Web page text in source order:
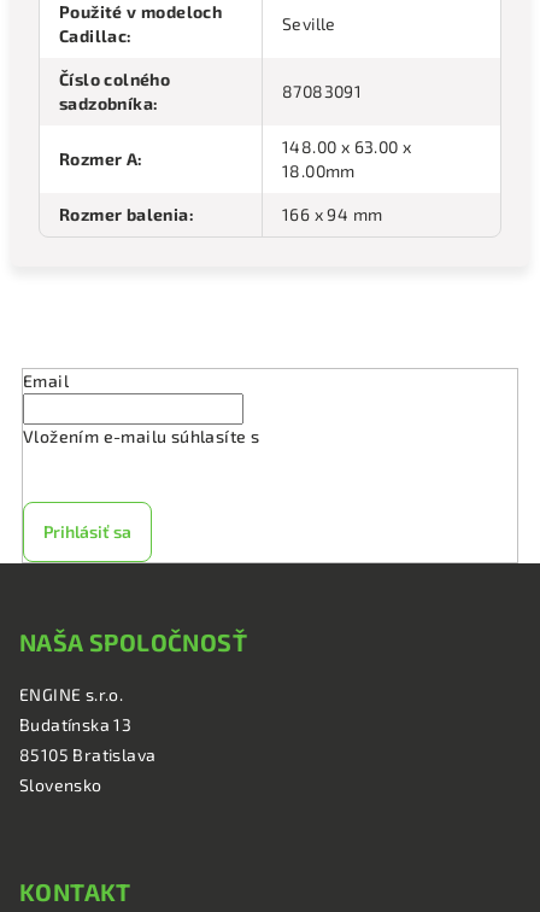
Použité v modeloch
Cadillac:
Seville
Číslo colného
sadzobníka:
87083091
Rozmer A:
148.00 x 63.00 x
18.00mm
Rozmer balenia: 166 x 94 mm
Email
Vložením e-mailu súhlasíte s
Prihlásiť sa
NAŠA SPOLOČNOSŤ
ENGINE s.r.o.
Budatínska 13
85105 Bratislava
Slovensko
KONTAKT